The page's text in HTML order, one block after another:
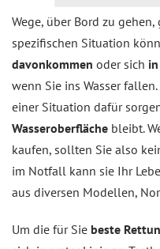
Wege, über Bord zu
spezifischen Situation
davonkommen oder sich
wenn Sie ins Wasser
einer Situation dafür
Wasseroberfläche bleibt.
kaufen, sollten Sie also
im Notfall kann sie Ihr
aus diversen Modellen,
Um die für Sie beste